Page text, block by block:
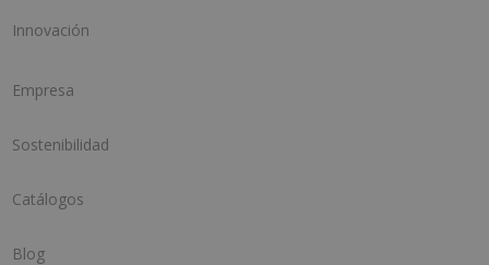
Innovación
Empresa
Sostenibilidad
Catálogos
Blog